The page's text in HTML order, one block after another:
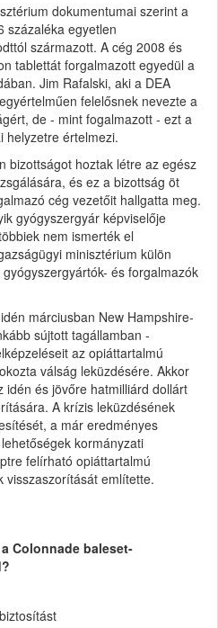
dokumentumai szerint a
százaléka egyetlen
származott. A cég 2008 és
tablettát forgalmazott egyedül a
Jim Rafalski, aki a DEA
felelősnek nevezte a
de - mint fogalmazott - ezt a
helyzetre értelmezi.
bizottságot hoztak létre az egész
és ez a bizottság öt
cég vezetőit hallgatta meg.
gyógyszergyár képviselője
nem ismerték el
minisztérium külön
és forgalmazók
márciusban New Hampshire-
sújtott tagállamban -
az opiáttartalmú
válság leküzdésére. Akkor
idén és jövőre hatmilliárd dollárt
A krízis leküzdésének
a már eredményes
kormányzati
felírható opiáttartalmú
visszaszorítását említette.
Colonnade baleset-